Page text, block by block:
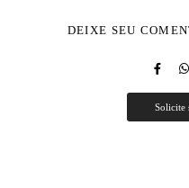
DEIXE SEU
Solicite